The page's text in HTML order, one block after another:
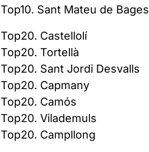
Top10. Sant Mateu de Bages
Top20. Castellolí
Top20. Tortellà
Top20. Sant Jordi Desvalls
Top20. Capmany
Top20. Camós
Top20. Vilademuls
Top20. Campllong